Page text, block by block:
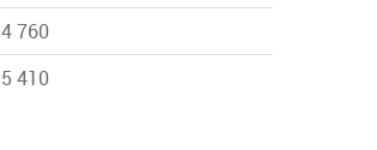
4 760
5 410